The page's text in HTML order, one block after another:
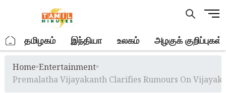
M
u
t
. தமிழகம் இந்தியா உலகம் அழகுக் குறிப்புகள்
Home»Entertainment»
Premalatha Vijayakanth Clarifies Rumours On